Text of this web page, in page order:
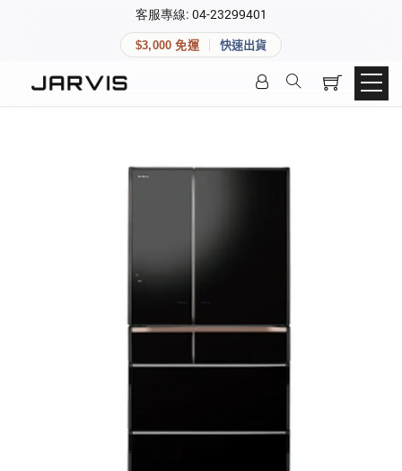
客服專線: 04-23299401
$3,000 免運 快速出貨
快速連結
Matter 智慧家庭
登入後可查看訂單、會員資料與收藏清單。
登入會員
建立新帳號